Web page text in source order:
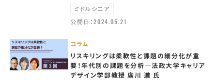
ミドルシニア
公開日：2024.05.21
コラム
リスキリングは柔軟性と課題の細分化が重
要！年代別の課題を分析—法政大学キャリア
デザイン学部教授 廣川 進 氏